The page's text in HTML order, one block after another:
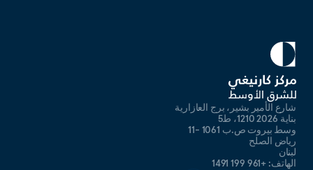
شارع الأمير بشير، برج العازارية
بناية 2026 1210، ط5
وسط بيروت ص.ب 1061 -11
رياض الصلح
لبنان
الهاتف: +961 199 1491